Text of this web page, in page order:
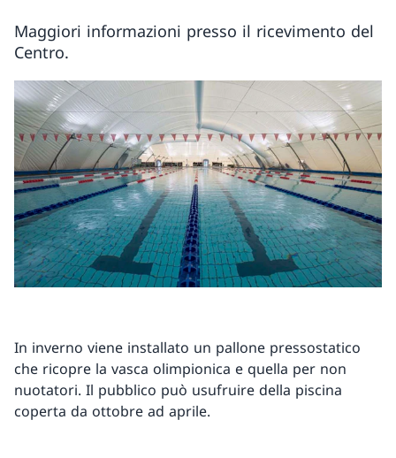
Maggiori informazioni presso il ricevimento del
Centro.
In inverno viene installato un pallone pressostatico
che ricopre la vasca olimpionica e quella per non
nuotatori. Il pubblico può usufruire della piscina
coperta da ottobre ad aprile.